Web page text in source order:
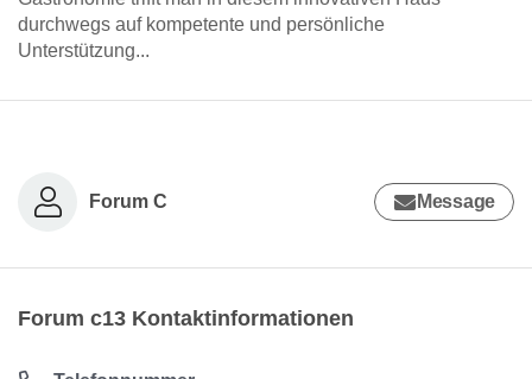
durchwegs auf kompetente und persönliche
Unterstützung...
Forum C Message
Forum c13 Kontaktinformationen